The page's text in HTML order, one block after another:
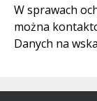
W sprawach
można
Danych na